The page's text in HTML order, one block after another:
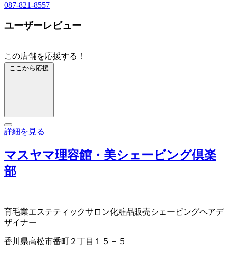
087-821-8557
ユーザーレビュー
この店舗を応援する！
ここから応援
詳細を見る
マスヤマ理容館・美シェービング倶楽
部
育毛業エステティックサロン化粧品販売シェービングヘアデ
ザイナー
香川県高松市番町２丁目１５－５